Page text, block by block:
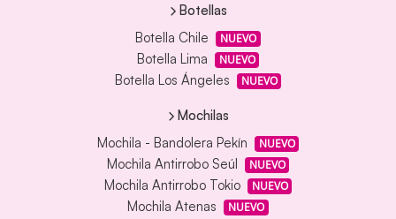
Botellas
Botella Chile
NUEVO
Botella Lima NUEVO
Botella Los Ángeles NUEVO
Mochilas
Mochila - Bandolera Pekín
NUEVO
Mochila Antirrobo Seúl NUEVO
Mochila Antirrobo Tokio NUEVO
Mochila Atenas NUEVO